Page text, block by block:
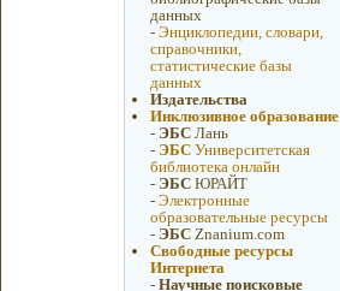
данных
- Энциклопедии, словари,
справочники,
статистические базы
данных
Издательства
Инклюзивное образование
- ЭБС Лань
- ЭБС Университетская
библиотека онлайн
- ЭБС ЮРАЙТ
- Электронные
образовательные ресурсы
- ЭБС Znanium.com
Свободные ресурсы
Интернета
- Научные поисковые